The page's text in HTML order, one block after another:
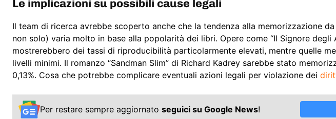
Le implicazioni su possibili cause legali
Il team di ricerca avrebbe scoperto anche che la tendenza alla memorizzazione
non solo) varia molto in base alla popolarità dei libri. Opere come “Il Signore degli
mostrerebbero dei tassi di riproducibilità particolarmente elevati, mentre quelle
livelli minimi. Il romanzo “Sandman Slim” di Richard Kadrey sarebbe stato
0,13%. Cosa che potrebbe complicare eventuali azioni legali per violazione dei
Per restare sempre aggiornato seguici su Google News!